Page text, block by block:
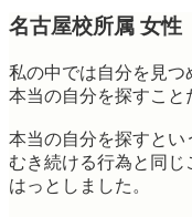
名古屋校所属 女性
私の中では自分を見つ
本当の自分を探すこと
本当の自分を探すとい
むき続ける行為と同じ
はっとしました。